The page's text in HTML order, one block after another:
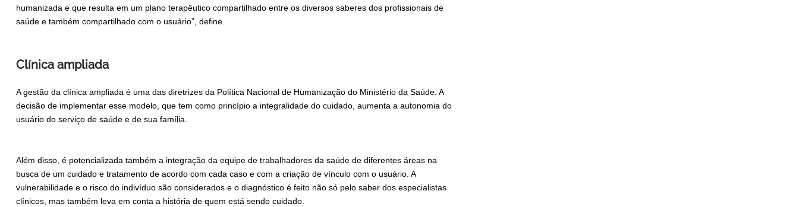
humanizada e que resulta em um plano terapêutico compartilhado entre os diversos saberes dos profissionais de
saúde e também compartilhado com o usuário”, define.
Clínica ampliada
A gestão da clínica ampliada é uma das diretrizes da Política Nacional de Humanização do Ministério da Saúde. A
decisão de implementar esse modelo, que tem como princípio a integralidade do cuidado, aumenta a autonomia do
usuário do serviço de saúde e de sua família.
Além disso, é potencializada também a integração da equipe de trabalhadores da saúde de diferentes áreas na
busca de um cuidado e tratamento de acordo com cada caso e com a criação de vínculo com o usuário. A
vulnerabilidade e o risco do indivíduo são considerados e o diagnóstico é feito não só pelo saber dos especialistas
clínicos, mas também leva em conta a história de quem está sendo cuidado.